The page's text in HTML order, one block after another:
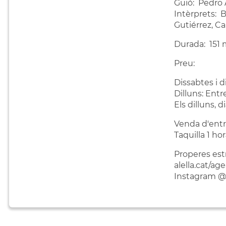
Guió: Pedro
Intèrprets:
Gutiérrez,
Durada: 151
Preu:
Dissabtes i
Dilluns:
Els dilluns,
Venda
Taquilla 1
Properes
alella.cat/
Instagram